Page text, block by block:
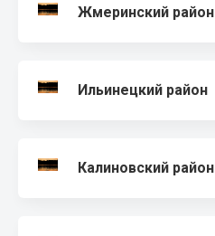
Жмеринский район
Ильинецкий район
Калиновский район